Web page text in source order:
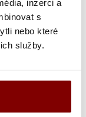
inzerci a
s
nebo které
služby.
svetlo